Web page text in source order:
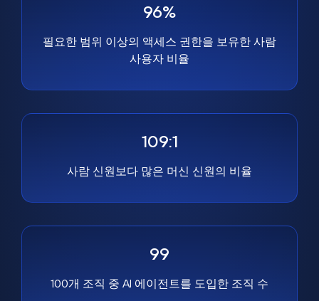
96%
필요한 범위 이상의 액세스 권한을 보유한 사람
사용자 비율
109:1
사람 신원보다 많은 머신 신원의 비율
99
100개 조직 중 AI 에이전트를 도입한 조직 수